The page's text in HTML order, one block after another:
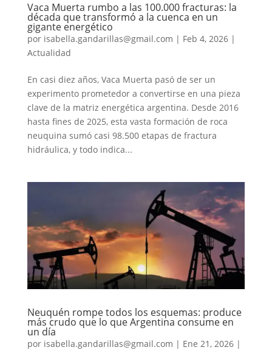
Vaca Muerta rumbo a las 100.000 fracturas: la
década que transformó a la cuenca en un
gigante energético
por isabella.gandarillas@gmail.com | Feb 4, 2026|
Actualidad
En casi diez años, Vaca Muerta pasó de ser un
experimento prometedor a convertirse en una pieza
clave de la matriz energética argentina. Desde 2016
hasta fines de 2025, esta vasta formación de roca
neuquina sumó casi 98.500 etapas de fractura
hidráulica, y todo indica...
Neuquén rompe todos los esquemas: produce
más crudo que lo que Argentina consume en
un día
por isabella.gandarillas@gmail.com | Ene 21, 2026|